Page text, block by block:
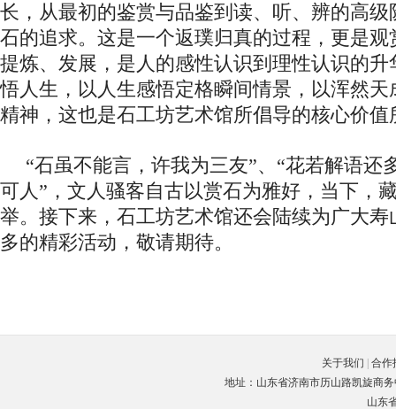
长，从最初的鉴赏与品鉴到读、听、辨的高
石的追求。这是一个返璞归真的过程，更是
提炼、发展，是人的感性认识到理性认识的
悟人生，以人生感悟定格瞬间情景，以浑然
精神，这也是石工坊艺术馆所倡导的核心价值
“石虽不能言，许我为三友”、“花若解语还
可人”，文人骚客自古以赏石为雅好，当下，
举。接下来，石工坊艺术馆还会陆续为广大
多的精彩活动，敬请期待。
关于我们
合作
地址：山东省济南市历山路凯旋商务
山东